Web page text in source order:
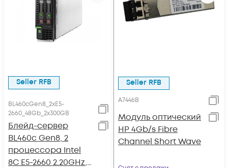
Seller RFB
BL460cGen8_2xE5-
2660_48Gb_2x300GB
Блейд-сервер
BL460c Gen8, 2
процессора Intel
8C E5-2660 2.20GHz,
Seller RFB
A7446B
Модуль оптический
HP 4Gb/s Fibre
Channel Short Wave